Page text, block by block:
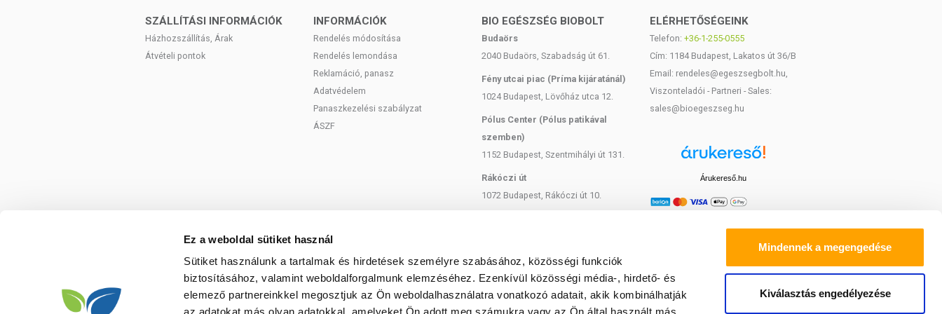
Ez a weboldal sütiket használ
Sütiket használunk a tartalmak és hirdetések személyre szabásához, közösségi funkciók
biztosításához, valamint weboldalforgalmunk elemzéséhez. Ezenkívül közösségi média-, hirdető- és
elemező partnereinkkel megosztjuk az Ön weboldalhasználatra vonatkozó adatait, akik kombinálhatják
Mindennek a megengedése
Kiválasztás engedélyezése
tartós színét, valamint hidratálják és fényessé teszik a hajat.
Gazdaságos megoldás:
A Herbatint festékek kupakja visszazárható, a termék felbontás után egy
évig megőrzi szavatosságát. Így rövid hajúak esetén kettő, tőfestéshez pedig három vagy négy
A TERMÉK ALKALMAZÁSA
Használati útmutató:
A festéket száraz, nem frissen mosott hajon alkalmazza.
SZÁLLÍTÁSI INFORMÁCIÓK
Házhozszállítás, Árak
Átvételi pontok
INFORMÁCIÓK
Rendelés módosítása
Rendelés lemondása
Reklamáció, panasz
Adatvédelem
Panaszkezelési szabályzat
ÁSZF
BIO EGÉSZSÉG BIOBOLT
Budaörs
2040 Budaörs, Szabadság út 61.
Fény utcai piac (Príma kijáratánál)
1024 Budapest, Lövőház utca 12.
Pólus Center (Pólus patikával
szemben)
1152 Budapest, Szentmihályi út 131.
Rákóczi út
1072 Budapest, Rákóczi út 10.
Bartók Béla
1114 Budapest, Bartók Béla út 71.
ELÉRHETŐSÉGEINK
Telefon: +36-1-255-0555
Cím: 1184 Budapest, Lakatos út 36/B
Email: rendeles@egeszsegbolt.hu,
Viszonteladói - Partneri - Sales:
sales@bioegeszseg.hu
Árukereső.hu